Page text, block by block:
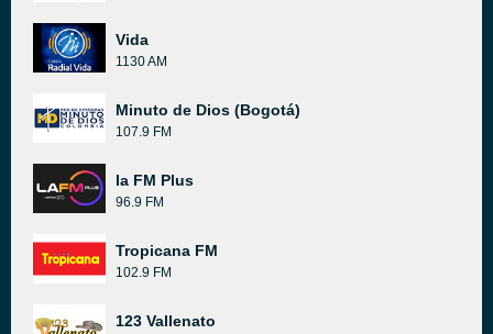
Vida
1130 AM
Minuto de Dios (Bogotá)
107.9 FM
la FM Plus
96.9 FM
Tropicana FM
102.9 FM
123 Vallenato